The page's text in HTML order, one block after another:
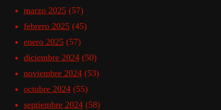
marzo 2025 (57)
febrero 2025 (45)
enero 2025 (57)
diciembre 2024 (50)
noviembre 2024 (53)
octubre 2024 (55)
septiembre 2024 (58)